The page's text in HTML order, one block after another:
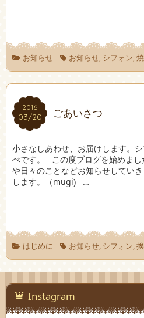
お知らせ お知らせ, シフォン,
2016
03/20
2016
03/20 ごあいさつ
小さなしあわせ、お届けします。
ぺです。 この度ブログを始めまし
や日々のことなどお知らせしてい
します。（mugi) …
はじめに お知らせ, シフォン,
Instagram